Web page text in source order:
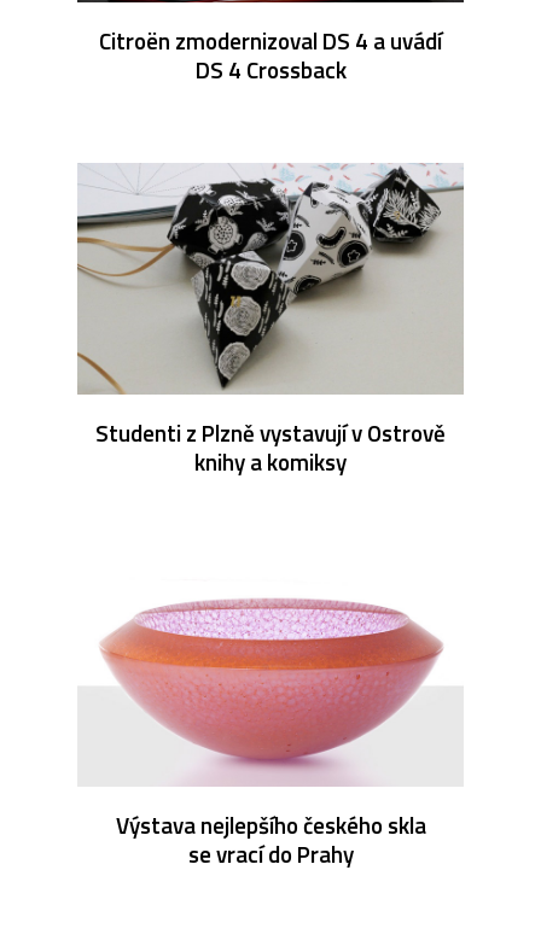
Citroën zmodernizoval DS 4 a uvádí
DS 4 Crossback
Studenti z Plzně vystavují v Ostrově
knihy a komiksy
Výstava nejlepšího českého skla
se vrací do Prahy